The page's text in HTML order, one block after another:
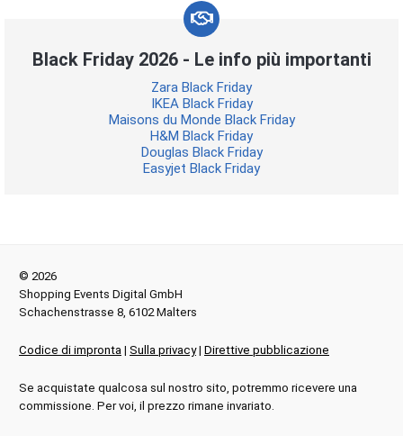
Black Friday 2026 - Le info più importanti
Zara Black Friday
IKEA Black Friday
Maisons du Monde Black Friday
H&M Black Friday
Douglas Black Friday
Easyjet Black Friday
© 2026
Shopping Events Digital GmbH
Schachenstrasse 8, 6102 Malters
Codice di impronta | Sulla privacy| Direttive pubblicazione
Se acquistate qualcosa sul nostro sito, potremmo ricevere una
commissione. Per voi, il prezzo rimane invariato.